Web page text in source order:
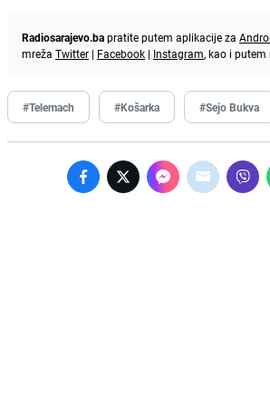
Radiosarajevo.bapratite putem aplikacije za
mreža Twitter | Facebook | Instagram, kao i putem
#Telemach #Košarka #Sejo Bukva